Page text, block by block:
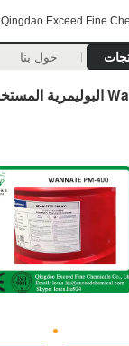
Qingdao Exceed Fine
حول بنا